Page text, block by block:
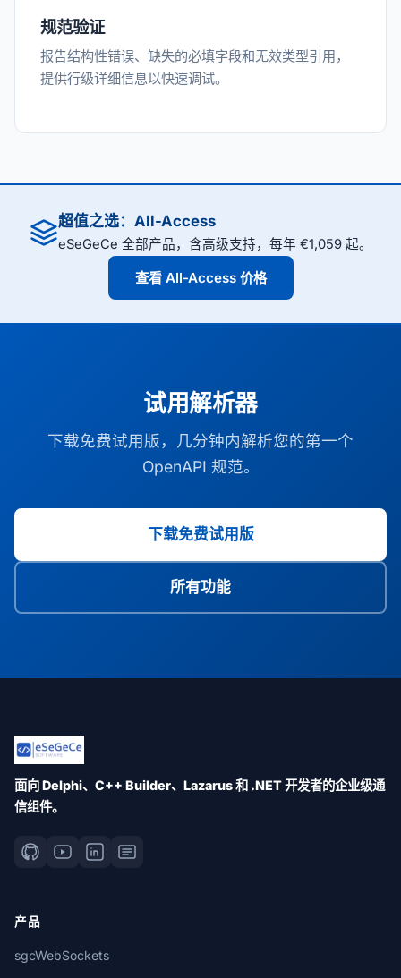
规范验证
报告结构性错误、缺失的必填字段和无效类型引用，
提供行级详细信息以快速调试。
超值之选：All-Access
eSeGeCe 全部产品，含高级支持，每年 €1,059 起。
查看 All-Access 价格
试用解析器
下载免费试用版，几分钟内解析您的第一个
OpenAPI 规范。
下载免费试用版
所有功能
面向 Delphi、C++ Builder、Lazarus 和 .NET 开发者的企业级通
信组件。
产品
sgcWebSockets